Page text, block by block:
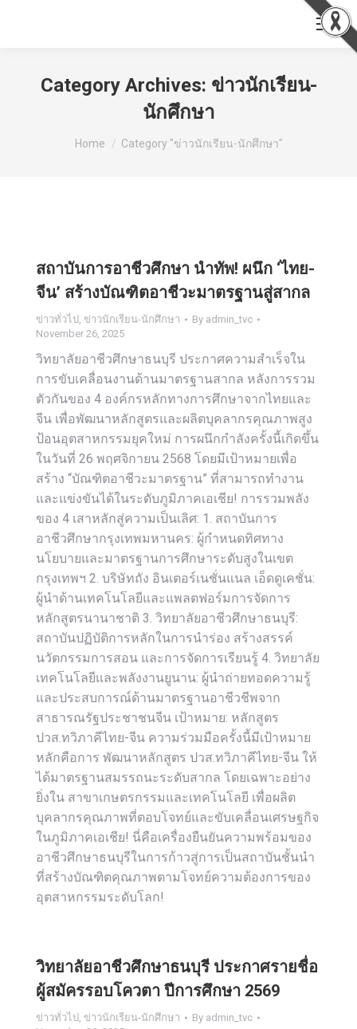
Category Archives: ข่าวนักเรียน-
นักศึกษา
You are here:
Home Category "ข่าวนักเรียน-นักศึกษา"
สถาบันการอาชีวศึกษา นำทัพ! ผนึก ‘ไทย-
จีน’ สร้างบัณฑิตอาชีวะมาตรฐานสู่สากล
ข่าวทั่วไป, ข่าวนักเรียน-นักศึกษา By admin_tvc
November 26, 2025
วิทยาลัยอาชีวศึกษาธนบุรี ประกาศความสำเร็จใน
การขับเคลื่อนงานด้านมาตรฐานสากล หลังการรวม
ตัวกันของ 4 องค์กรหลักทางการศึกษาจากไทยและ
จีน เพื่อพัฒนาหลักสูตรและผลิตบุคลากรคุณภาพสูง
ป้อนอุตสาหกรรมยุคใหม่ การผนึกกำลังครั้งนี้เกิดขึ้น
ในวันที่ 26 พฤศจิกายน 2568 โดยมีเป้าหมายเพื่อ
สร้าง “บัณฑิตอาชีวะมาตรฐาน” ที่สามารถทำงาน
และแข่งขันได้ในระดับภูมิภาคเอเชีย! การรวมพลัง
ของ 4 เสาหลักสู่ความเป็นเลิศ: 1. สถาบันการ
อาชีวศึกษากรุงเทพมหานคร: ผู้กำหนดทิศทาง
นโยบายและมาตรฐานการศึกษาระดับสูงในเขต
กรุงเทพฯ 2. บริษัทถัง อินเตอร์เนชั่นแนล เอ็ดดูเคชั่น:
ผู้นำด้านเทคโนโลยีและแพลตฟอร์มการจัดการ
หลักสูตรนานาชาติ 3. วิทยาลัยอาชีวศึกษาธนบุรี:
สถาบันปฏิบัติการหลักในการนำร่อง สร้างสรรค์
นวัตกรรมการสอน และการจัดการเรียนรู้ 4. วิทยาลัย
เทคโนโลยีและพลังงานยูนาน: ผู้นำถ่ายทอดความรู้
และประสบการณ์ด้านมาตรฐานอาชีวชีพจาก
สาธารณรัฐประชาชนจีน เป้าหมาย: หลักสูตร
ปวส.ทวิภาคีไทย-จีน ความร่วมมือครั้งนี้มีเป้าหมาย
หลักคือการ พัฒนาหลักสูตร ปวส.ทวิภาคีไทย-จีน ให้
ได้มาตรฐานสมรรถนะระดับสากล โดยเฉพาะอย่าง
ยิ่งใน สาขาเกษตรกรรมและเทคโนโลยี เพื่อผลิต
บุคลากรคุณภาพที่ตอบโจทย์และขับเคลื่อนเศรษฐกิจ
ในภูมิภาคเอเชีย! นี่คือเครื่องยืนยันความพร้อมของ
อาชีวศึกษาธนบุรีในการก้าวสู่การเป็นสถาบันชั้นนำ
ที่สร้างบัณฑิตคุณภาพตามโจทย์ความต้องการของ
อุตสาหกรรมระดับโลก!
วิทยาลัยอาชีวศึกษาธนบุรี ประกาศรายชื่อ
ผู้สมัครรอบโควตา ปีการศึกษา 2569
ข่าวทั่วไป, ข่าวนักเรียน-นักศึกษา By admin_tvc